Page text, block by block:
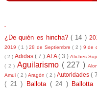
-
¿De quién es hincha?( 14 )
2019 ( 1 )28 de Septiembre( 2 ) 9 de
( 2 ) Adidas ( 7 ) AFA( 3 ) Afiches
( 2 ) Aguilarismo ( 227 )
Amui( 2 ) Aragón( 2 ) Autoridades(
( 21 )
Ballota ( 24 ) Ballotta